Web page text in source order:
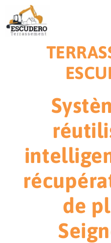
Passer
au
contenu
de